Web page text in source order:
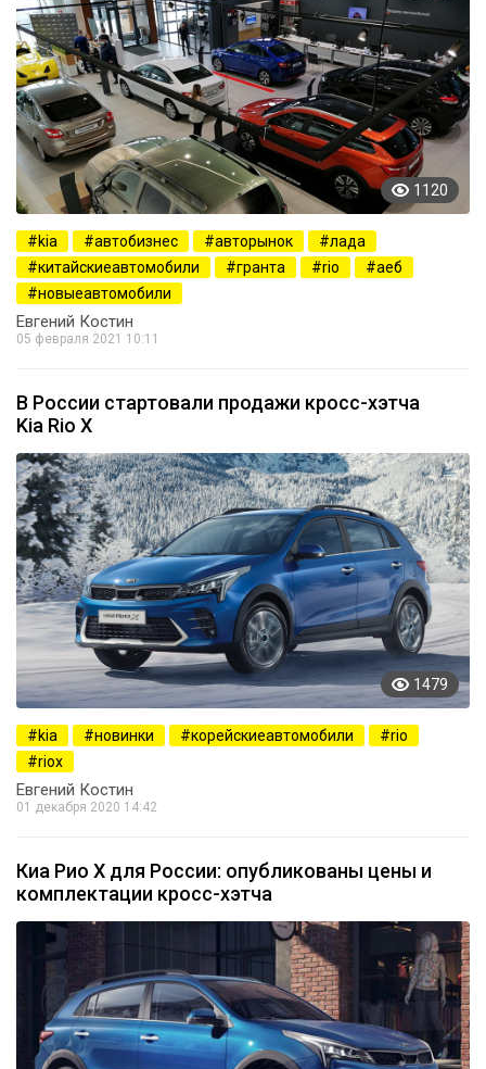
1120
kia автобизнес авторынок
лада
китайскиеавтомобили
гранта rio
аеб
новыеавтомобили
Евгений Костин
05 февраля 2021 10:11
В России стартовали продажи кросс-хэтча
Kia Rio X
1479
kia новинки корейскиеавтомобили
rio
riox
Евгений Костин
01 декабря 2020 14:42
Киа Рио Х для России: опубликованы цены и
комплектации кросс-хэтча